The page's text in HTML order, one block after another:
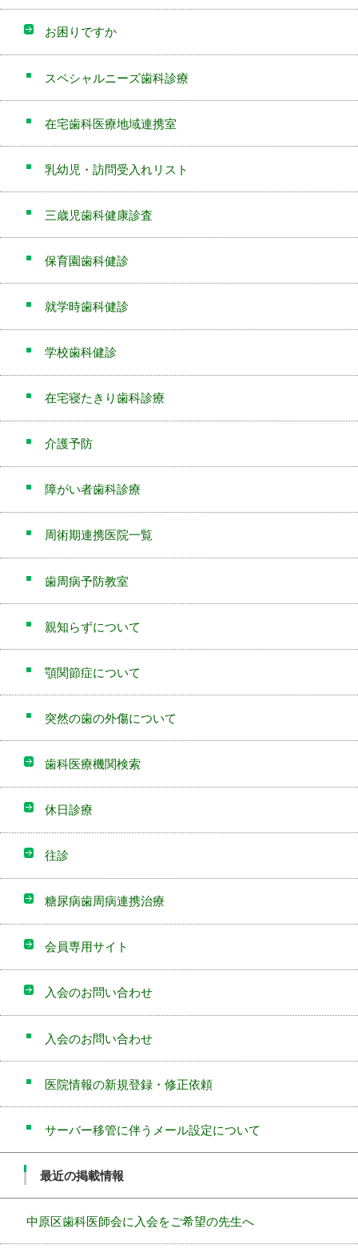
お困りですか
スペシャルニーズ歯科診療
在宅歯科医療地域連携室
乳幼児・訪問受入れリスト
三歳児歯科健康診査
保育園歯科健診
就学時歯科健診
学校歯科健診
在宅寝たきり歯科診療
介護予防
障がい者歯科診療
周術期連携医院一覧
歯周病予防教室
親知らずについて
顎関節症について
突然の歯の外傷について
歯科医療機関検索
休日診療
往診
糖尿病歯周病連携治療
会員専用サイト
入会のお問い合わせ
入会のお問い合わせ
医院情報の新規登録・修正依頼
サーバー移管に伴うメール設定について
最近の掲載情報
中原区歯科医師会に入会をご希望の先生へ